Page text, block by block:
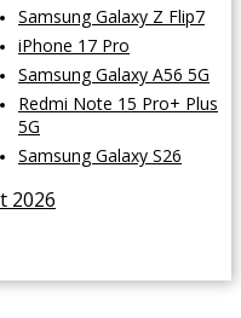
Samsung Galaxy Z Flip7
iPhone 17 Pro
Samsung Galaxy A56 5G
Redmi Note 15 Pro+ Plus
5G
Samsung Galaxy S26
2026